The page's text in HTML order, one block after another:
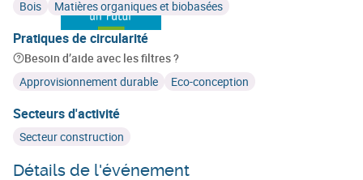
Bois Matières organiques et biobasées
Pratiques de circularité
Besoin d’aide avec les filtres ?
Approvisionnement durable
Eco-conception
Secteurs d'activité
Secteur construction
Détails de l'événement